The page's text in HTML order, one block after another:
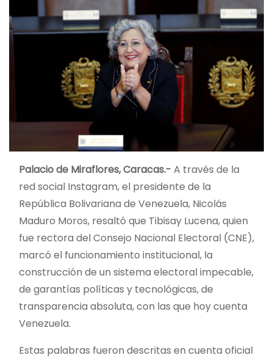
Palacio de Miraflores, Caracas.- A través de la
red social Instagram, el presidente de la
República Bolivariana de Venezuela, Nicolás
Maduro Moros, resaltó que Tibisay Lucena, quien
fue rectora del Consejo Nacional Electoral (CNE),
marcó el funcionamiento institucional, la
construcción de un sistema electoral impecable,
de garantías políticas y tecnológicas, de
transparencia absoluta, con las que hoy cuenta
Venezuela.
Estas palabras fueron descritas en cuenta oficial